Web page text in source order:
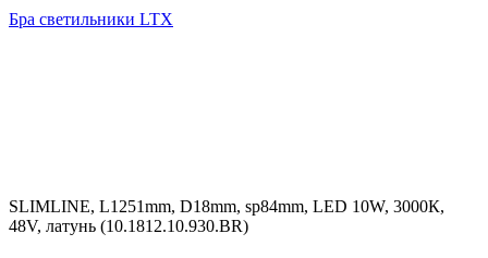
Бра светильники LTX
SLIMLINE, L1251mm, D18mm, sp84mm, LED 10W, 3000К,
48V, латунь (10.1812.10.930.BR)